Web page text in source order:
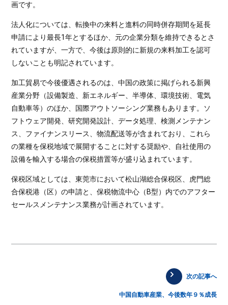
画です。
法人化については、転換中の来料と進料の同時併存期間を延長
申請により最長1年とするほか、元の企業分類を維持できるとさ
れていますが、一方で、今後は原則的に新規の来料加工を認可
しないことも明記されています。
加工貿易で今後優遇されるのは、中国の政策に掲げられる新興
産業分野（設備製造、新エネルギー、半導体、環境技術、電気
自動車等）のほか、国際アウトソーシング業務もあります。ソ
フトウェア開発、研究開発設計、データ処理、検測メンテナン
ス、ファイナンスリース、物流配送等が含まれており、これら
の業種を保税地域で展開することに対する奨励や、自社使用の
設備を輸入する場合の保税措置等が盛り込まれています。
保税区域としては、東莞市において松山湖総合保税区、虎門総
合保税港（区）の申請と、保税物流中心（B型）内でのアフター
セールスメンテナンス業務が計画されています。
次の記事へ
中国自動車産業、今後数年９％成長